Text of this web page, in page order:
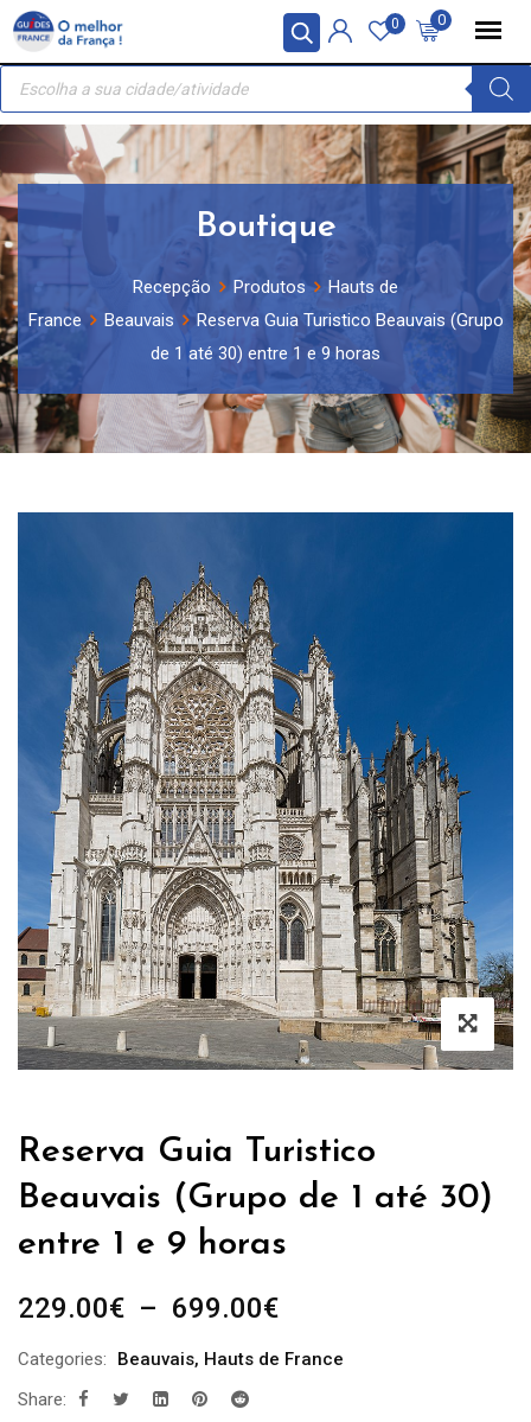
Painel de Gerenciamento de Cookies
Skip
content
0
0
Recherche
produits
Boutique
Recepção Produtos
Hauts de
France
Beauvais
Reserva Guia Turistico Beauvais (Grupo
de 1 até 30) entre 1 e 9 horas
Reserva Guia Turistico
Beauvais (Grupo de 1 até 30)
entre 1 e 9 horas
229.00€ – 699.00€Plage
prix :
Categories: Beauvais, Hauts de France
Share: